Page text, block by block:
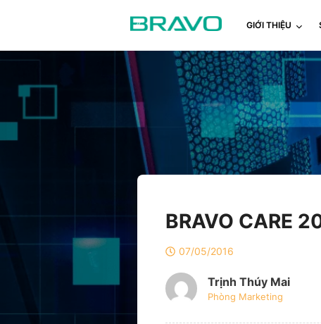
GIỚI THIỆU
BRAVO CARE
07/05/2016
Trịnh Thúy Mai
Phòng Marketing